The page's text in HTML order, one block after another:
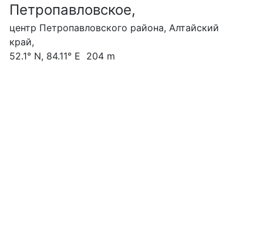
Петропавловское,
центр Петропавловского района, Алтайский
край,
52.1° N, 84.11° E 204 m